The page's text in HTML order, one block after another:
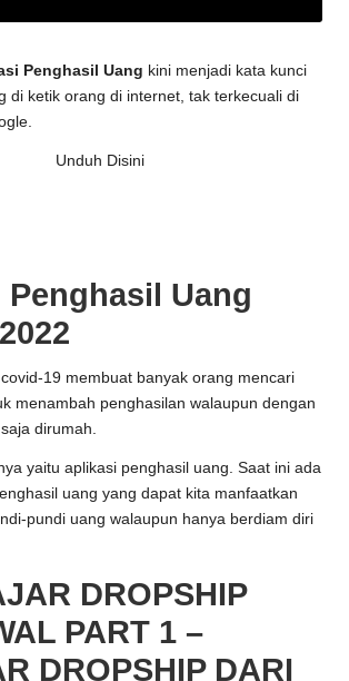
Penghasil Uang kini menjadi kata kunci
di ketik orang di internet, tak terkecuali di
Unduh Disini
Uang
19 membuat banyak orang mencari
menambah penghasilan walaupun dengan
dirumah.
yaitu aplikasi penghasil uang. Saat ini ada
uang yang dapat kita manfaatkan
pundi uang walaupun hanya berdiam diri
DROPSHIP
PART 1 –
DROPSHIP DARI